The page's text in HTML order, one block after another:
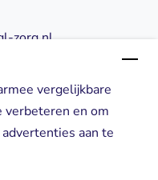
vergelijkbare
verbeteren en om
aan te
zorg.nl